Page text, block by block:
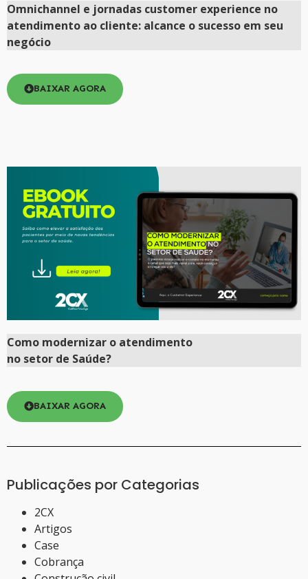
Omnichannel e jornadas customer experience no
atendimento ao cliente: alcance o sucesso em seu
negócio
BAIXAR AGORA
Como modernizar o atendimento
no setor de Saúde?
BAIXAR AGORA
Publicações por Categorias
2CX
Artigos
Case
Cobrança